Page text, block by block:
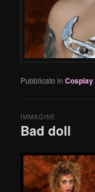
Pubblicato in Cosplay
Bad doll
IMMAGINE